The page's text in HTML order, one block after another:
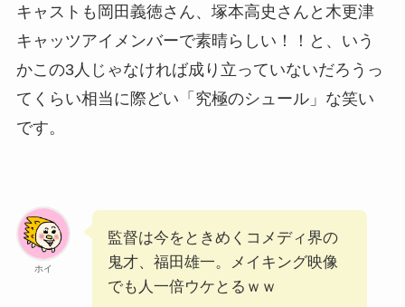
キャストも岡田義徳さん、塚本高史さんと木更津
キャッツアイメンバーで素晴らしい！！と、いう
かこの3人じゃなければ成り立っていないだろうっ
てくらい相当に際どい「究極のシュール」な笑い
です。
ホイ
監督は今をときめくコメディ界の
鬼才、福田雄一。メイキング映像
でも人一倍ウケとるｗｗ